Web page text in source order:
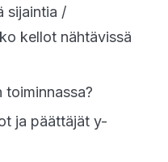
sijaintia /
kellot nähtävissä
ja päättäjät y-